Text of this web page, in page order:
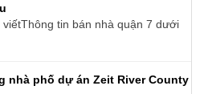
viếtThông tin bán nhà quận 7 dưới
nhà phố dự án Zeit River County